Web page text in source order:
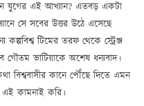
যুগের এই আখ্যান? এতবড় একটা
সে সবের উত্তর উঠে এসেছে
টিমের তরফ থেকে স্ট্রেঞ্জ
গৌতম ভাটিয়াকে অশেষ ধন্যবাদ।
বিশ্ববাসীর কানে পৌঁছে দিতে এমন
কামনাই করি।